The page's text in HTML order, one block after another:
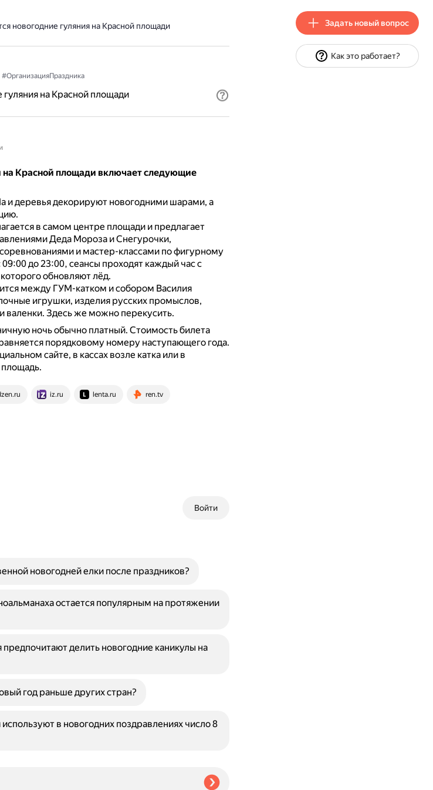
новогодние гуляния на Красной площади
#ОрганизацияПраздника
на Красной площади
на Красной площади включает следующие
и деревья декорируют новогодними шарами, а
в самом центре площади и предлагает
Деда Мороза и Снегурочки,
и мастер-классами по фигурному
до 23:00, сеансы проходят каждый час с
обновляют лёд.
между ГУМ-катком и собором Василия
игрушки, изделия русских промыслов,
валенки. Здесь же можно перекусить.
ночь обычно платный. Стоимость билета
порядковому номеру наступающего года.
сайте, в кассах возле катка или в
iz.ru lenta.ru ren.tv
Войти
новогодней елки после праздников?
остается популярным на протяжении
делить новогодние каникулы на
год раньше других стран?
в новогодних поздравлениях число 8
Задать новый вопрос
Как это работает?